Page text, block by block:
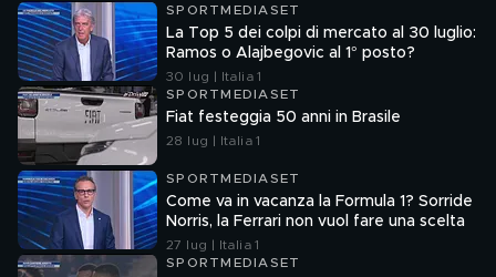
SPORTMEDIASET
La Top 5 dei colpi di mercato al 30 luglio:
Ramos o Alajbegovic al 1° posto?
30 lug | Italia 1
SPORTMEDIASET
Fiat festeggia 50 anni in Brasile
28 lug | Italia 1
SPORTMEDIASET
Come va in vacanza la Formula 1? Sorride
Norris, la Ferrari non vuol fare una scelta
27 lug | Italia 1
SPORTMEDIASET